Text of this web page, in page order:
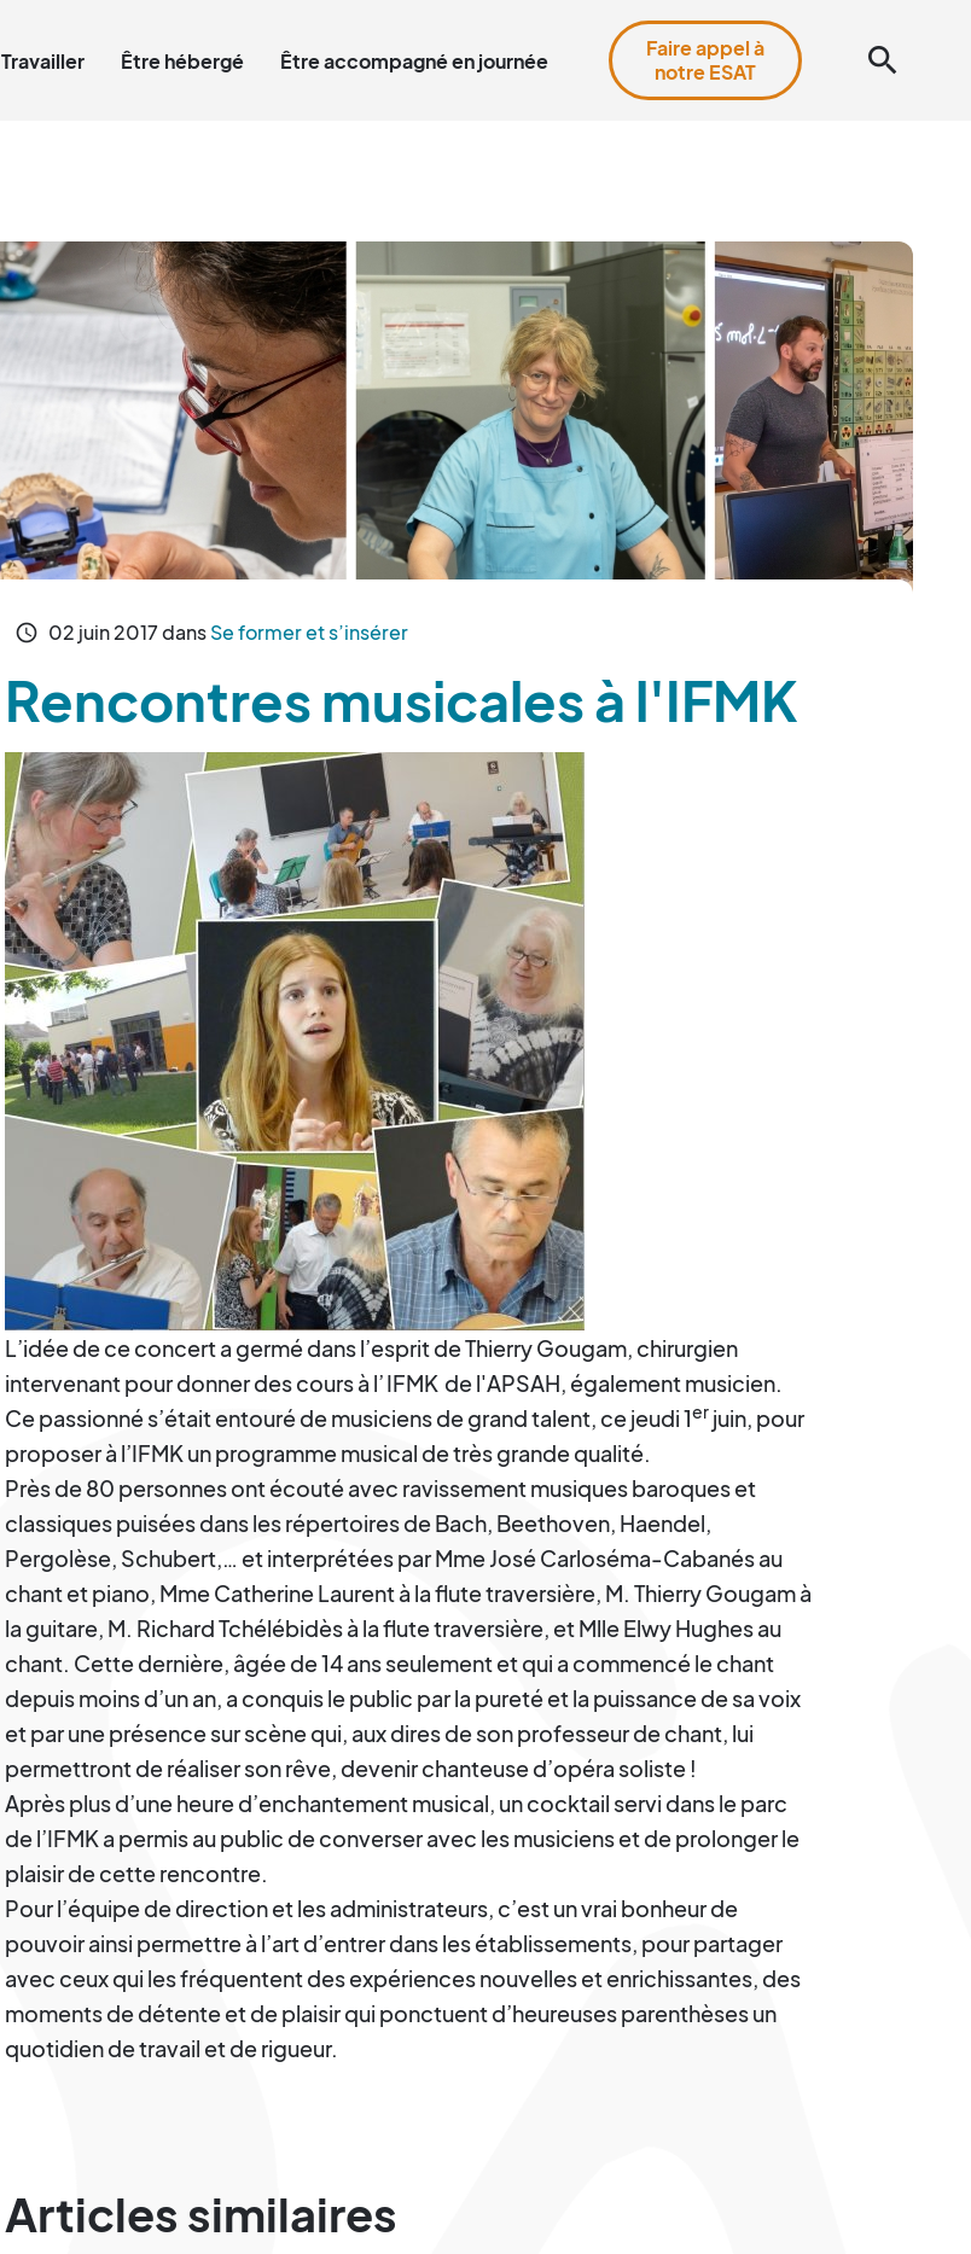
Travailler Être hébergé Être accompagné en journée
Faire appel à
notre ESAT
search
schedule 02 juin2017dansSe former et s’insérer
Rencontres musicales à l'IFMK
L’idée de ce concert a germé dans l’esprit de Thierry Gougam, chirurgien
intervenant pour donner des cours à l’IFMK de l'APSAH, également musicien.
Ce passionné s’était entouré de musiciens de grand talent, ce jeudi 1er juin, pour
proposer à l’IFMK un programme musical de très grande qualité.
Près de 80 personnes ont écouté avec ravissement musiques baroques et
classiques puisées dans les répertoires de Bach, Beethoven, Haendel,
Pergolèse, Schubert,… et interprétées par Mme José Carloséma-Cabanés au
chant et piano, Mme Catherine Laurent à la flute traversière, M. Thierry Gougam à
la guitare, M. Richard Tchélébidès à la flute traversière, et Mlle Elwy Hughes au
chant. Cette dernière, âgée de 14 ans seulement et qui a commencé le chant
depuis moins d’un an, a conquis le public par la pureté et la puissance de sa voix
et par une présence sur scène qui, aux dires de son professeur de chant, lui
permettront de réaliser son rêve, devenir chanteuse d’opéra soliste !
Après plus d’une heure d’enchantement musical, un cocktail servi dans le parc
de l’IFMK a permis au public de converser avec les musiciens et de prolonger le
plaisir de cette rencontre.
Pour l’équipe de direction et les administrateurs, c’est un vrai bonheur de
pouvoir ainsi permettre à l’art d’entrer dans les établissements, pour partager
avec ceux qui les fréquentent des expériences nouvelles et enrichissantes, des
moments de détente et de plaisir qui ponctuent d’heureuses parenthèses un
quotidien de travail et de rigueur.
Articles similaires